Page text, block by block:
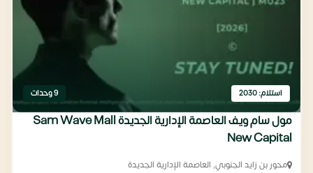
استلام: 2030 9 وحدات
مول سام ويف العاصمة الإدارية الجديدة Sam Wave Mall
New Capital
محور بن زايد الجنوبي, العاصمة الإدارية الجديدة